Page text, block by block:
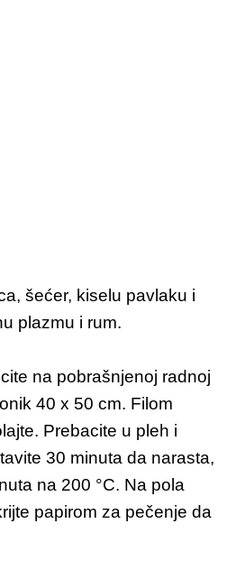
šećer, kiselu pavlaku i
plazmu i rum.
na pobrašnjenoj radnoj
40 x 50 cm. Filom
Prebacite u pleh i
30 minuta da narasta,
na 200 °C. Na pola
papirom za pečenje da